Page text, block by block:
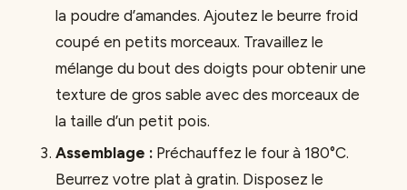
la poudre d’amandes. Ajoutez le beurre froid
coupé en petits morceaux. Travaillez le
mélange du bout des doigts pour obtenir une
texture de gros sable avec des morceaux de
la taille d’un petit pois.
Assemblage :Préchauffez le four à 180°C.
Beurrez votre plat à gratin. Disposez le